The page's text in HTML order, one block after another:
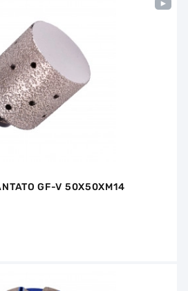
GF-V 50X50XM14